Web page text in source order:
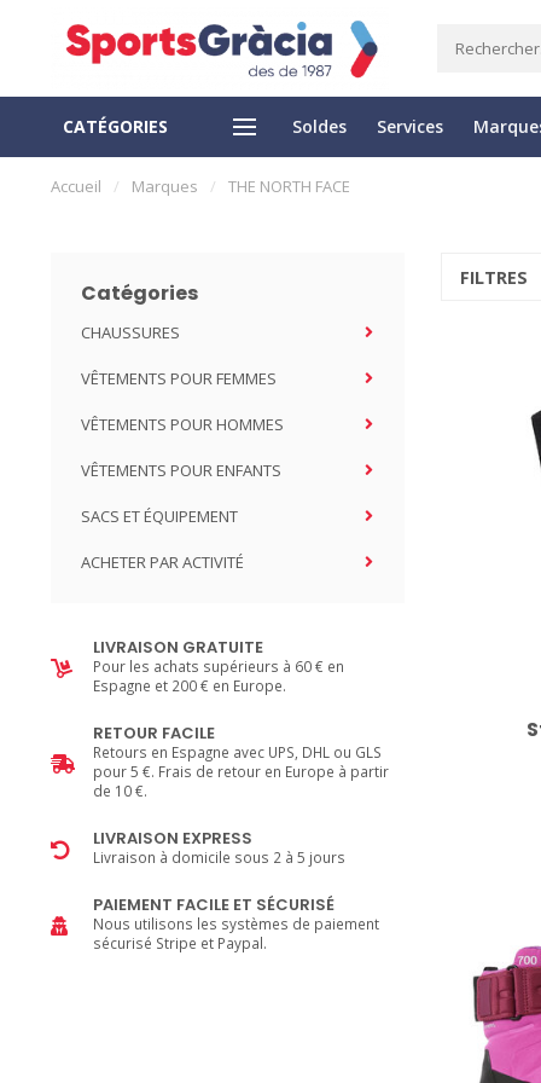
CATÉGORIES Soldes Services
LIVRAISON EXPRESS RETOUR FACILE
Accueil / Marques / THE NORTH FACE
Catégories
CHAUSSURES
VÊTEMENTS POUR FEMMES
VÊTEMENTS POUR HOMMES
VÊTEMENTS POUR ENFANTS
SACS ET ÉQUIPEMENT
ACHETER PAR ACTIVITÉ
LIVRAISON GRATUITE
Pour les achats supérieurs à 60 € en
Espagne et 200 € en Europe.
RETOUR FACILE
Retours en Espagne avec UPS, DHL ou GLS
pour 5 €. Frais de retour en Europe à partir
de 10 €.
LIVRAISON EXPRESS
Livraison à domicile sous 2 à 5 jours
PAIEMENT FACILE ET SÉCURISÉ
Nous utilisons les systèmes de paiement
sécurisé Stripe et Paypal.
FILTRES